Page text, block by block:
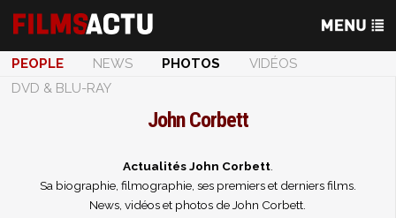
PEOPLE NEWS PHOTOS
VIDÉOS
DVD & BLU-RAY
John Corbett
Actualités John Corbett.
Sa biographie, filmographie, ses premiers et derniers films.
News, vidéos et photos de John Corbett.